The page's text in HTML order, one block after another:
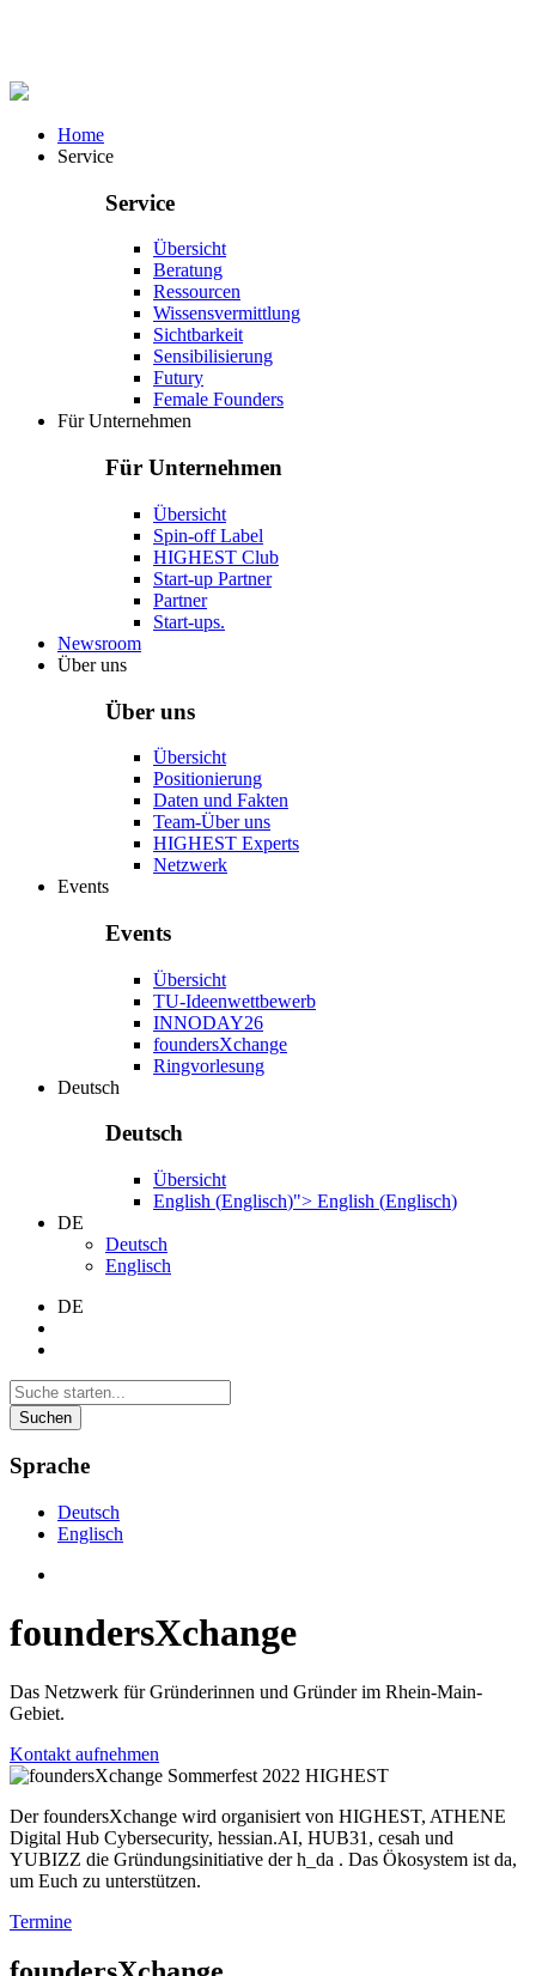
Home
Service
Service
Übersicht
Beratung
Ressourcen
Wissensvermittlung
Sichtbarkeit
Sensibilisierung
Futury
Female Founders
Für Unternehmen
Für Unternehmen
Übersicht
Spin-off Label
HIGHEST Club
Start-up Partner
Partner
Start-ups.
Newsroom
Über uns
Über uns
Übersicht
Positionierung
Daten und Fakten
Team-Über uns
HIGHEST Experts
Netzwerk
Events
Events
Übersicht
TU-Ideenwettbewerb
INNODAY26
foundersXchange
Ringvorlesung
Deutsch
Deutsch
Übersicht
English (Englisch)"> English (Englisch)
DE
Deutsch
Englisch
DE
Suchen
Sprache
Deutsch
Englisch
foundersXchange
Das Netzwerk für Gründerinnen und Gründer im Rhein-Main-
Gebiet.
Kontakt aufnehmen
Der foundersXchange wird organisiert von HIGHEST, ATHENE
Digital Hub Cybersecurity, hessian.AI, HUB31, cesah und
YUBIZZ die Gründungsinitiative der h_da . Das Ökosystem ist da,
um Euch zu unterstützen.
Termine